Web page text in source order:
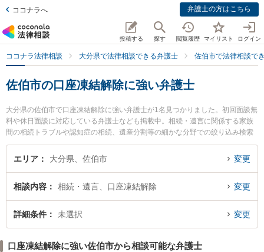
ココナラへ 弁護士の方はこちら
投稿する 探す 閲覧履歴 マイリスト ログイン
ココナラ法律相談 大分県で法律相談できる弁護士 佐伯市で法律相談で
佐伯市の口座凍結解除に強い弁護士
大分県の佐伯市で口座凍結解除に強い弁護士が1名見つかりました。初回面談無
料や休日面談に対応している弁護士なども掲載中。相続・遺言に関係する家族
間の相続トラブルや認知症の相続、遺産分割等の細かな分野での絞り込み検索
もでき便利です。特に虎井法律事務所の虎井 寧夫弁護士のプロフィール情報や
弁護士費用、強みなどが注目されています。『佐伯市で土日や夜間に発生した
結解除を法律相談できる佐伯市内の弁護士に相談予約したい』などでお困りの
相談者さんにおすすめです。
エリア 大分県、佐伯市 変更
相談内容 相続・遺言、口座凍結解除 変更
詳細条件 未選択 変更
口座凍結解除に強い佐伯市から相談可能な弁護士